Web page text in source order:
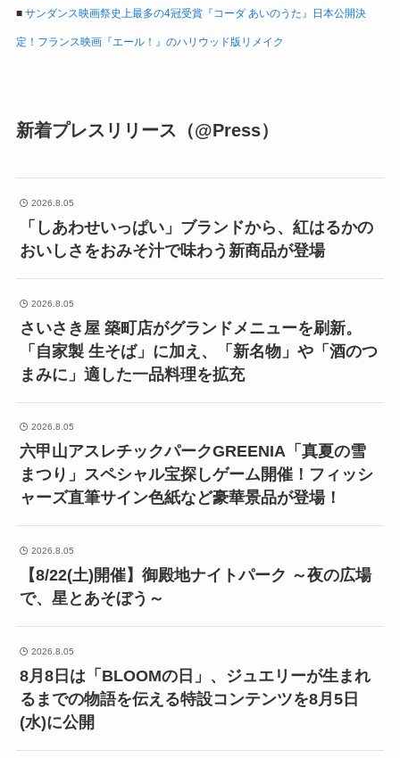
■ サンダンス映画祭史上最多の4冠受賞『コーダ あいのうた』日本公開決
定！フランス映画『エール！』のハリウッド版リメイク
新着プレスリリース（@Press）
2026.8.05
「しあわせいっぱい」ブランドから、紅はるかの
おいしさをおみそ汁で味わう新商品が登場
2026.8.05
さいさき屋 築町店がグランドメニューを刷新。
「自家製 生そば」に加え、「新名物」や「酒のつ
まみに」適した一品料理を拡充
2026.8.05
六甲山アスレチックパークGREENIA「真夏の雪
まつり」スペシャル宝探しゲーム開催！フィッシ
ャーズ直筆サイン色紙など豪華景品が登場！
2026.8.05
【8/22(土)開催】御殿地ナイトパーク ～夜の広場
で、星とあそぼう～
2026.8.05
8月8日は「BLOOMの日」、ジュエリーが生まれ
るまでの物語を伝える特設コンテンツを8月5日
(水)に公開